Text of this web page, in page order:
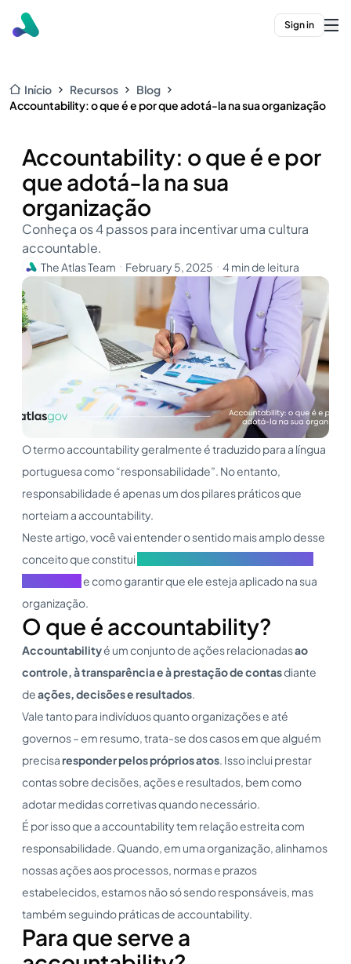
Sign in
Início Recursos
Blog
Accountability: o que é e por que adotá-la na sua organização
Accountability: o que é e por
que adotá-la na sua
organização
Conheça os 4 passos para incentivar uma cultura
accountable.
The Atlas Team ・ February 5, 2025 ・ 4 min de leitura
O termo accountability geralmente é traduzido para a língua
portuguesa como “responsabilidade”. No entanto,
responsabilidade é apenas um dos pilares práticos que
norteiam a accountability.
Neste artigo, você vai entender o sentido mais amplo desse
conceito que constitui
e como garantir que ele esteja aplicado na sua
organização.
O que é accountability?
Accountabilityé um conjunto de ações relacionadasao
controle, à transparência e à prestação de contasdiante
deações, decisões e resultados.
Vale tanto para indivíduos quanto organizações e até
governos – em resumo, trata-se dos casos em que alguém
precisaresponder pelos próprios atos. Isso inclui prestar
contas sobre decisões, ações e resultados, bem como
adotar medidas corretivas quando necessário.
É por isso que a accountability tem relação estreita com
responsabilidade. Quando, em uma organização, alinhamos
nossas ações aos processos, normas e prazos
estabelecidos, estamos não só sendo responsáveis, mas
também seguindo práticas de accountability.
Para que serve a